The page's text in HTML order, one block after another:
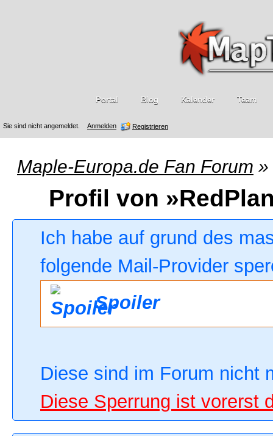
Sie sind nicht angemeldet. Anmelden Registrieren
Portal Blog Kalender Team
Maple-Europa.de Fan Forum »
Profil von
Ich habe auf grund des
folgende Mail-Provider
Spoiler
Diese sind im Forum nicht
Diese Sperrung ist vorerst